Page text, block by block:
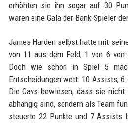
erhöhten sie ihn sogar auf 30
waren eine Gala der Bank-Spieler
James Harden selbst hatte mit
von 11 aus dem Feld, 1 von 6 von
Doch wie schon in Spiel 5
Entscheidungen wett: 10 Assists, 6
Die Cavs bewiesen, dass sie nicht
abhängig sind, sondern als Team
steuerte 22 Punkte und 7 Assists